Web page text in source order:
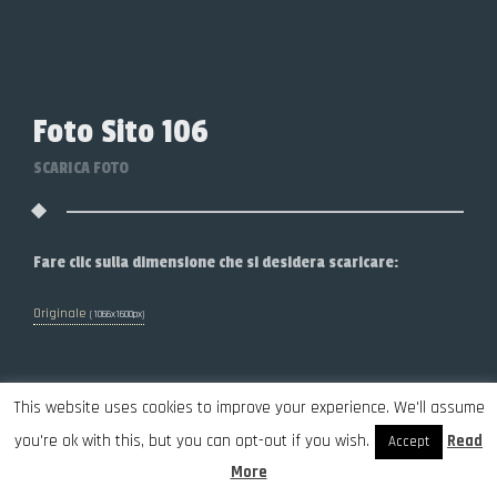
Foto Sito 106
SCARICA FOTO
Fare clic sulla dimensione che si desidera scaricare:
Originale (1066x1600px)
This website uses cookies to improve your experience. We'll assume
you're ok with this, but you can opt-out if you wish.
Accept
Read
More